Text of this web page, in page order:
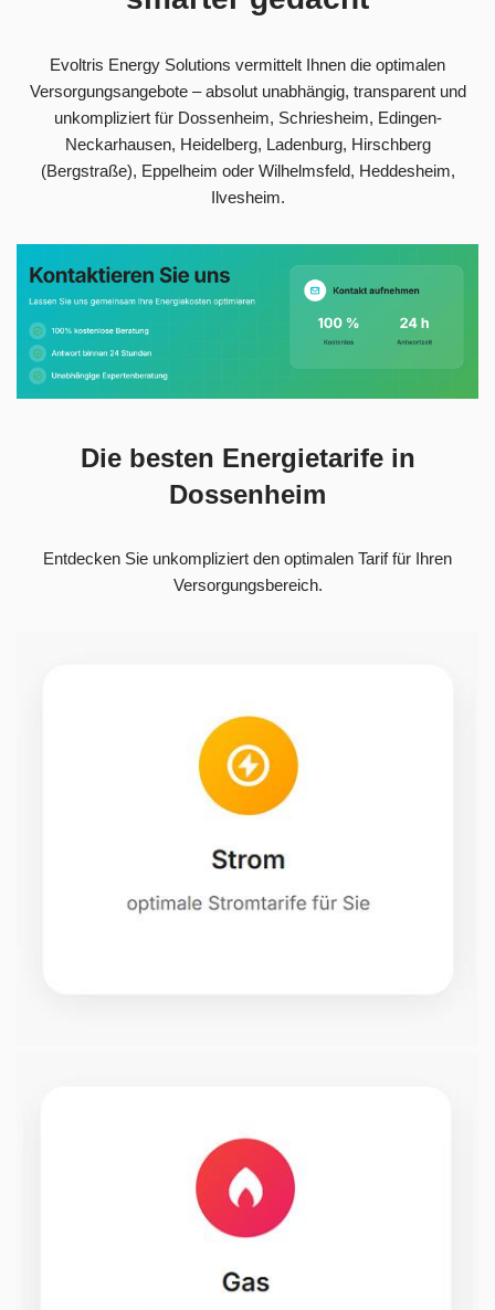
Evoltris Energy Solutions vermittelt Ihnen die optimalen
Versorgungsangebote – absolut unabhängig, transparent und
unkompliziert für Dossenheim, Schriesheim, Edingen-
Neckarhausen, Heidelberg, Ladenburg, Hirschberg
(Bergstraße), Eppelheim oder Wilhelmsfeld, Heddesheim,
Ilvesheim.
Die besten Energietarife in
Dossenheim
Entdecken Sie unkompliziert den optimalen Tarif für Ihren
Versorgungsbereich.